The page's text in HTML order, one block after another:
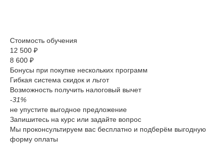
Стоимость обучения
12 500 ₽
8 600 ₽
Бонусы при покупке нескольких программ
Гибкая система скидок и льгот
Возможность получить налоговый вычет
-31%
не упустите выгодное предложение
Запишитесь на курс или задайте вопрос
Мы проконсультируем вас бесплатно и подберём выгодную
форму оплаты